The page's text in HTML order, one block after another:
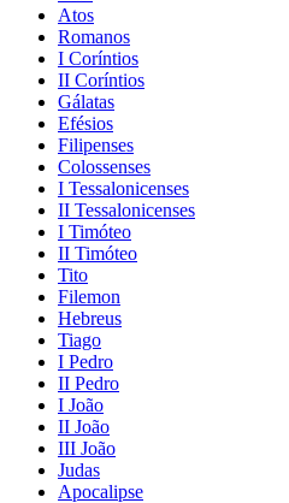
Atos
Romanos
I Coríntios
II Coríntios
Gálatas
Efésios
Filipenses
Colossenses
I Tessalonicenses
II Tessalonicenses
I Timóteo
II Timóteo
Tito
Filemon
Hebreus
Tiago
I Pedro
II Pedro
I João
II João
III João
Judas
Apocalipse